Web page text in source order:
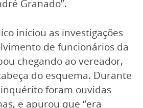
Granado”.
iniciou as investigações
de funcionários da
chegando ao vereador,
do esquema. Durante
foram ouvidas
e apurou que “era